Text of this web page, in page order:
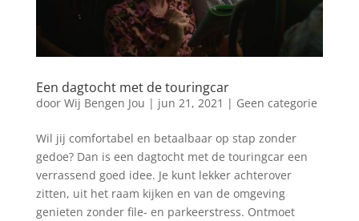
Een dagtocht met de touringcar
door Wij Bengen Jou | jun 21, 2021 | Geen categorie
Wil jij comfortabel en betaalbaar op stap zonder
gedoe? Dan is een dagtocht met de touringcar een
verrassend goed idee. Je kunt lekker achterover
zitten, uit het raam kijken en van de omgeving
genieten zonder file- en parkeerstress. Ontmoet